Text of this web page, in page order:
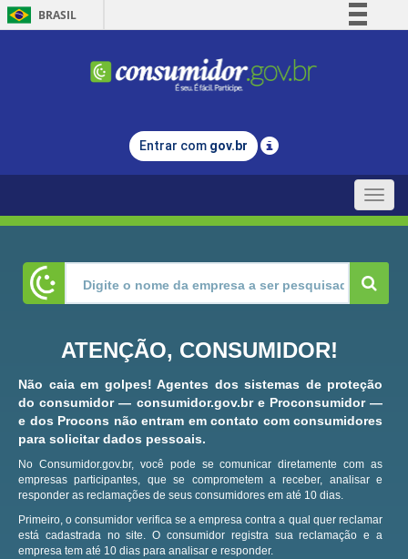
BRASIL
Comunica BR
Legislação
Entrar com gov.br
Toggle
ATENÇÃO, CONSUMIDOR!
Não caia em golpes! Agentes dos sistemas de proteção
do consumidor — consumidor.gov.br e Proconsumidor —
e dos Procons não entram em contato com consumidores
para solicitar dados pessoais.
No Consumidor.gov.br, você pode se comunicar diretamente com as
empresas participantes, que se comprometem a receber, analisar e
responder as reclamações de seus consumidores em até 10 dias.
Primeiro, o consumidor verifica se a empresa contra a qual quer reclamar
está cadastrada no site.O consumidor registra sua reclamação e a
empresa tem até 10 dias para analisar e responder.